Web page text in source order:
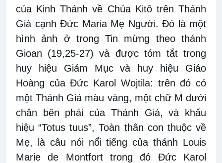
của Kinh Thánh về Chúa Kitô trên Thánh
Giá cạnh Đức Maria Mẹ Người. Đó là một
hình ảnh ở trong Tin mừng theo thánh
Gioan (19,25-27) và được tóm tắt trong
huy hiệu Giám Mục và huy hiệu Giáo
Hoàng của Đức Karol Wojtila: trên đó có
một Thánh Giá màu vàng, một chữ M dưới
chân bên phải của Thánh Giá, và khẩu
hiệu “Totus tuus”, Toàn thân con thuộc về
Mẹ, là câu nói nổi tiếng của thánh Louis
Marie de Montfort trong đó Đức Karol